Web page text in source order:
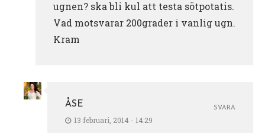
ugnen? ska bli kul att testa sötpotatis.
Vad motsvarar 200grader i vanlig ugn.
Kram
ÅSE
13 februari, 2014 - 14:29
SVARA